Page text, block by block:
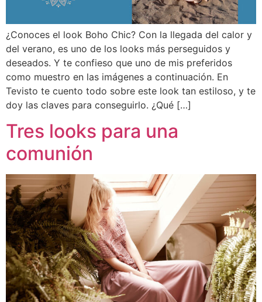
¿Conoces el look Boho Chic? Con la llegada del calor y
del verano, es uno de los looks más perseguidos y
deseados. Y te confieso que uno de mis preferidos
como muestro en las imágenes a continuación. En
Tevisto te cuento todo sobre este look tan estiloso, y te
doy las claves para conseguirlo. ¿Qué […]
Tres looks para una
comunión